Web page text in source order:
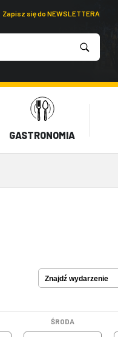
Zapisz się do NEWSLETTERA
GASTRONOMIA
ŚRODA